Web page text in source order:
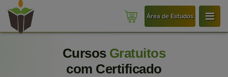
Área de Estudos
Cursos Gratuitos
com Certificado